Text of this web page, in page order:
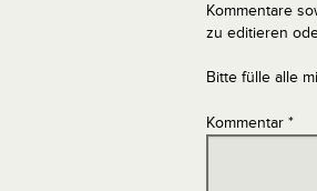
Kommentare
zu editieren
Bitte fülle alle
Kommentar *